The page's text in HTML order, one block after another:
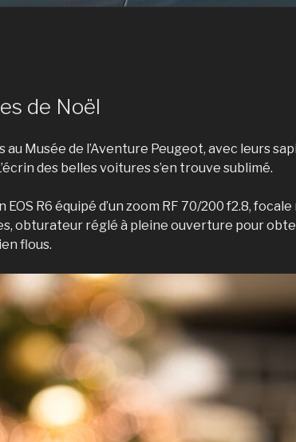
de Noël
Musée de l’Aventure Peugeot, avec leurs
des belles voitures s’en trouve sublimé.
R6 équipé d’un zoom RF 70/200 f2.8,
obturateur réglé à pleine ouverture pour
flous.